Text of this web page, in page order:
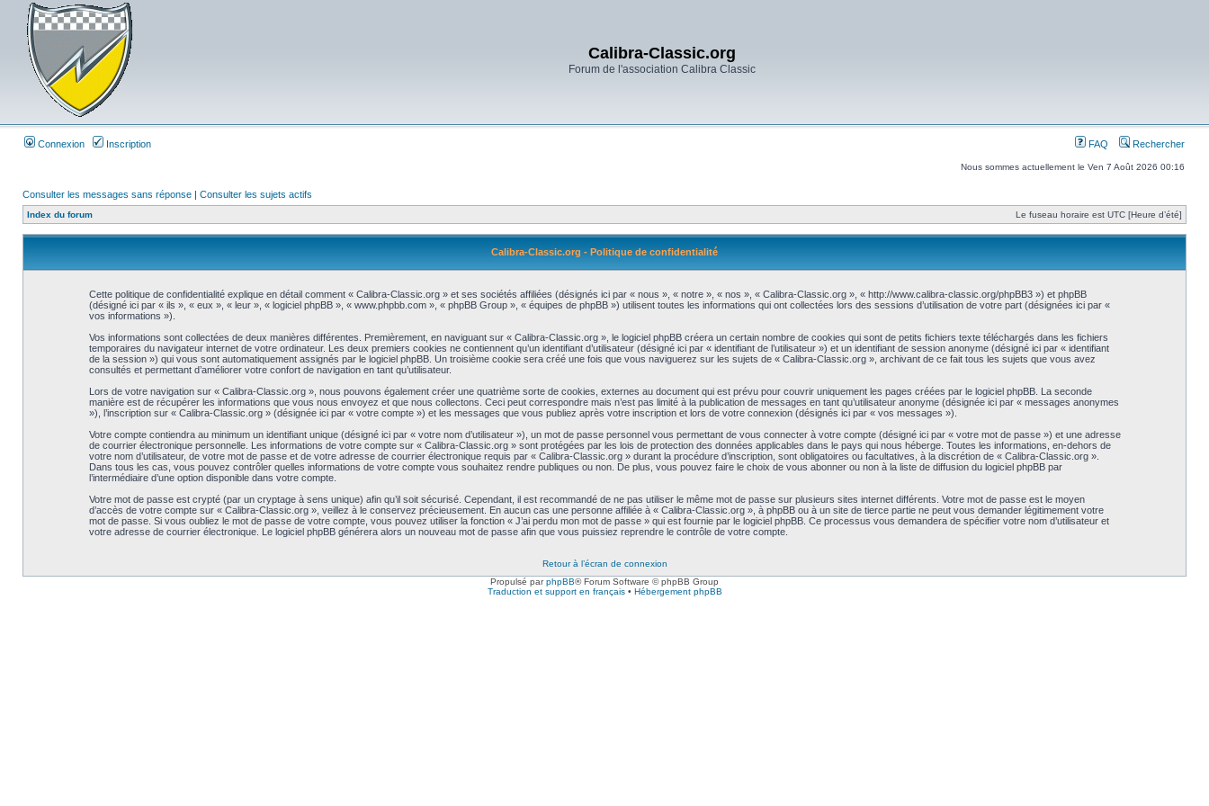
Calibra-Classic.org
Forum de l'association Calibra Classic
Connexion Inscription FAQ Rechercher
Nous sommes actuellement le Ven 7 Août 2026 00:16
Consulter les messages sans réponse | Consulter les sujets actifs
Index du forum Le fuseau horaire est UTC [Heure d’été]
Calibra-Classic.org - Politique de confidentialité
Cette politique de confidentialité explique en détail comment « Calibra-Classic.org » et ses sociétés affiliées (désignés ici par « nous », « notre », « nos », « Calibra-Classic.org », « http://www.calibra-classic.org/phpBB3 ») et phpBB
(désigné ici par « ils », « eux », « leur », « logiciel phpBB », « www.phpbb.com », « phpBB Group », « équipes de phpBB ») utilisent toutes les informations qui ont collectées lors des sessions d’utilisation de votre part (désignées ici par «
vos informations »).
Vos informations sont collectées de deux manières différentes. Premièrement, en naviguant sur « Calibra-Classic.org », le logiciel phpBB créera un certain nombre de cookies qui sont de petits fichiers texte téléchargés dans les fichiers
temporaires du navigateur internet de votre ordinateur. Les deux premiers cookies ne contiennent qu’un identifiant d’utilisateur (désigné ici par « identifiant de l’utilisateur ») et un identifiant de session anonyme (désigné ici par « identifiant
de la session ») qui vous sont automatiquement assignés par le logiciel phpBB. Un troisième cookie sera créé une fois que vous naviguerez sur les sujets de « Calibra-Classic.org », archivant de ce fait tous les sujets que vous avez
consultés et permettant d’améliorer votre confort de navigation en tant qu’utilisateur.
Lors de votre navigation sur « Calibra-Classic.org », nous pouvons également créer une quatrième sorte de cookies, externes au document qui est prévu pour couvrir uniquement les pages créées par le logiciel phpBB. La seconde
manière est de récupérer les informations que vous nous envoyez et que nous collectons. Ceci peut correspondre mais n’est pas limité à la publication de messages en tant qu’utilisateur anonyme (désignée ici par « messages anonymes
»), l’inscription sur « Calibra-Classic.org » (désignée ici par « votre compte ») et les messages que vous publiez après votre inscription et lors de votre connexion (désignés ici par « vos messages »).
Votre compte contiendra au minimum un identifiant unique (désigné ici par « votre nom d’utilisateur »), un mot de passe personnel vous permettant de vous connecter à votre compte (désigné ici par « votre mot de passe ») et une adresse
de courrier électronique personnelle. Les informations de votre compte sur « Calibra-Classic.org » sont protégées par les lois de protection des données applicables dans le pays qui nous héberge. Toutes les informations, en-dehors de
votre nom d’utilisateur, de votre mot de passe et de votre adresse de courrier électronique requis par « Calibra-Classic.org » durant la procédure d’inscription, sont obligatoires ou facultatives, à la discrétion de « Calibra-Classic.org ».
Dans tous les cas, vous pouvez contrôler quelles informations de votre compte vous souhaitez rendre publiques ou non. De plus, vous pouvez faire le choix de vous abonner ou non à la liste de diffusion du logiciel phpBB par
l’intermédiaire d’une option disponible dans votre compte.
Votre mot de passe est crypté (par un cryptage à sens unique) afin qu’il soit sécurisé. Cependant, il est recommandé de ne pas utiliser le même mot de passe sur plusieurs sites internet différents. Votre mot de passe est le moyen
d’accès de votre compte sur « Calibra-Classic.org », veillez à le conservez précieusement. En aucun cas une personne affiliée à « Calibra-Classic.org », à phpBB ou à un site de tierce partie ne peut vous demander légitimement votre
mot de passe. Si vous oubliez le mot de passe de votre compte, vous pouvez utiliser la fonction « J’ai perdu mon mot de passe » qui est fournie par le logiciel phpBB. Ce processus vous demandera de spécifier votre nom d’utilisateur et
votre adresse de courrier électronique. Le logiciel phpBB générera alors un nouveau mot de passe afin que vous puissiez reprendre le contrôle de votre compte.
Retour à l’écran de connexion
Propulsé parphpBB® Forum Software © phpBB Group
Traduction et support en français• Hébergement phpBB